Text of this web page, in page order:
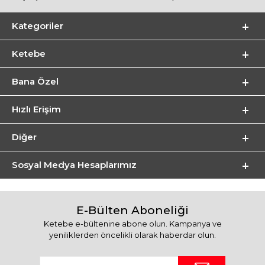
Kategoriler
Ketebe
Bana Özel
Hızlı Erişim
Diğer
Sosyal Medya Hesaplarımız
E-Bülten Aboneliği
Ketebe e-bültenine abone olun. Kampanya ve
yeniliklerden öncelikli olarak haberdar olun.